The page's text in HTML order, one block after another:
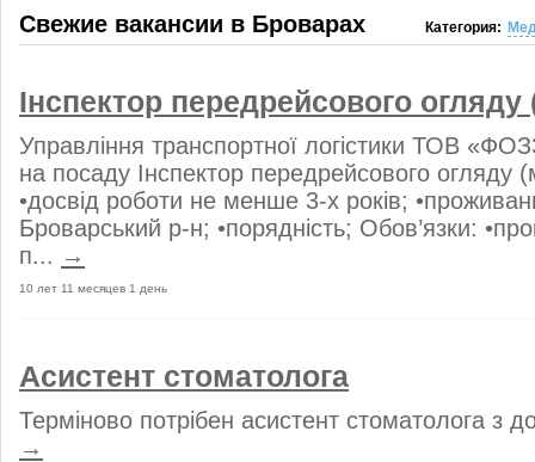
Свежие вакансии в Броварах Категория:
Інспектор передрейсового
Управління транспортної логістики ТОВ
на посаду Інспектор передрейсового огляду
•досвід роботи не менше 3-х років;
Броварський р-н; •порядність; Обов’язки:
п... →
10 лет 11 месяцев 1 день
Асистент стоматолога
Терміново потрібен асистент стоматолога з
→